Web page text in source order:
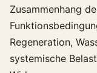
Zusammenhang
Regeneration,
systemische